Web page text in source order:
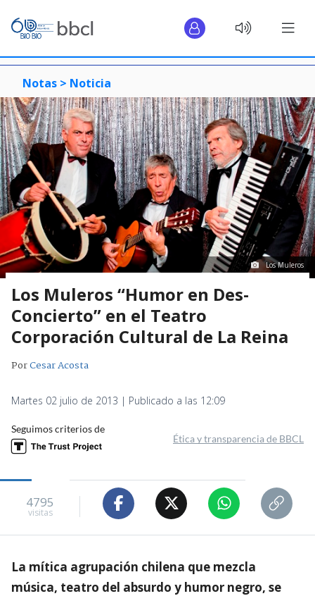
Notas > Noticia
Los Muleros
Los Muleros “Humor en Des-
Concierto” en el Teatro
Corporación Cultural de La Reina
PorCesar Acosta
Martes 02 julio de 2013 | Publicado a las 12:09
Seguimos criterios de
Ética y transparencia de BBCL
4795
visitas
La mítica agrupación chilena que mezcla
música, teatro del absurdo y humor negro, se